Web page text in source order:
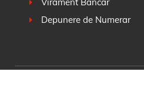
Depunere de Numerar